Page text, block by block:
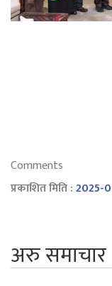
Comments
प्रकाशित मिति :2025-
अरु समाचार